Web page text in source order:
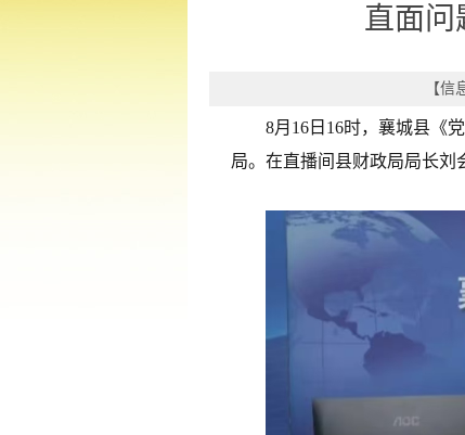
直面问
【信
8月16日16时，襄城县《
局。在直播间县财政局局长刘